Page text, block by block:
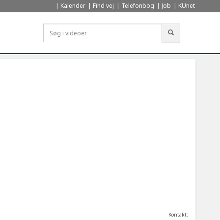
Kalender Find vej Telefonbog Job KUnet
Kontakt: